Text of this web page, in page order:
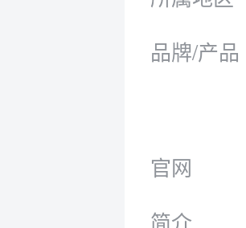
品牌/产品
官网
简介